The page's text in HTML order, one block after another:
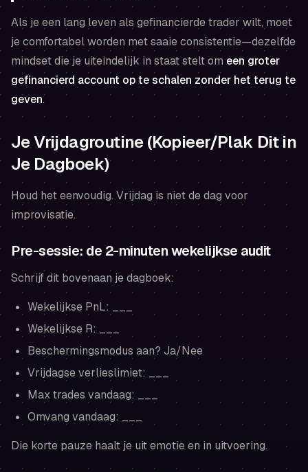
Als je een lang leven als gefinancierde trader wilt, moet
je comfortabel worden met saaie consistentie—dezelfde
mindset die je uiteindelijk in staat stelt om een groter
gefinancierd account op te schalen zonder het terug te
geven.
Je Vrijdagroutine (Kopieer/Plak Dit in
Je Dagboek)
Houd het eenvoudig. Vrijdag is niet de dag voor
improvisatie.
Pre-sessie: de 2-minuten wekelijkse audit
Schrijf dit bovenaan je dagboek:
Wekelijkse PnL: ___
Wekelijkse R: ___
Beschermingsmodus aan? Ja/Nee
Vrijdagse verlieslimiet: ___
Max trades vandaag: ___
Omvang vandaag: ___
Die korte pauze haalt je uit emotie en in uitvoering.